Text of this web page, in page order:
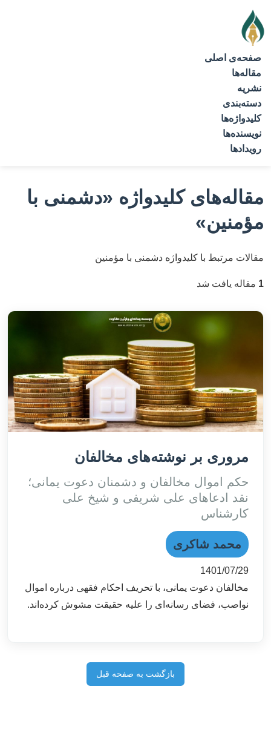
صفحه‌ی اصلی
مقاله‌ها
نشریه
دسته‌بندی
کلیدواژه‌ها
نویسنده‌ها
رویدادها
مقاله‌های کلیدواژه «دشمنی با
مؤمنین»
مقالات مرتبط با کلیدواژه دشمنی با مؤمنین
1 مقاله یافت شد
مروری بر نوشته‌های مخالفان
حکم اموال مخالفان و دشمنان دعوت یمانی؛
نقد ادعاهای علی شریفی و شیخ علی
کارشناس
محمد شاکری
1401/07/29
مخالفان دعوت یمانی، با تحریف احکام فقهی درباره اموال
نواصب، فضای رسانه‌ای را علیه حقیقت مشوش کرده‌اند.
بازگشت به صفحه قبل